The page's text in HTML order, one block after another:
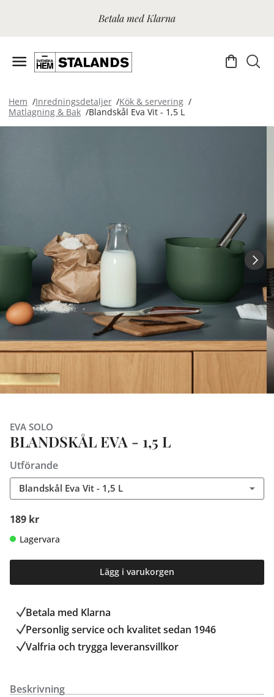
Betala med Klarna
Hem Inredningsdetaljer
Kök & servering
Matlagning & Bak
Blandskål Eva Vit - 1,5 L
EVA SOLO
BLANDSKÅL EVA - 1,5 L
Utförande
Blandskål Eva Vit - 1,5 L
189 kr
Lagervara
Lägg i varukorgen
Betala med Klarna
Personlig service och kvalitet sedan 1946
Valfria och trygga leveransvillkor
Beskrivning